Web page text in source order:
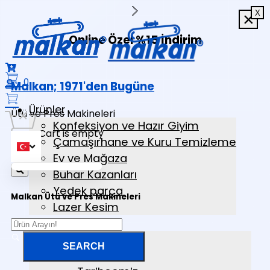
Online Özel %15 İndirim
0
Cart is empty
Ürünler
Konfeksiyon ve Hazır Giyim
Çamaşırhane ve Kuru Temizleme
Ev ve Mağaza
Buhar Kazanları
Yedek parça
Lazer Kesim
Kurumsal
Kurumsal Kimlik
Malkan; 1971'den Bugüne
Ütü ve Pres Makineleri
Malkan Ütü ve Pres Makineleri
×
×
×X